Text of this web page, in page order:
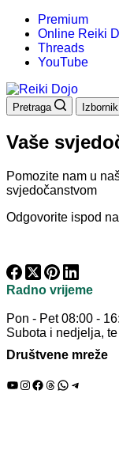
Premium
Online Reiki
Threads
YouTube
Pretraga Izbornik
Vaše
Pomozite nam u
svjedočanstvom
Odgovorite ispod
Radno vrijeme
Pon - Pet 08:00 -
Subota i nedjelja,
Društvene mreže
YouTube
Instagram
Facebook
Threads
WhatsApp
Telegram